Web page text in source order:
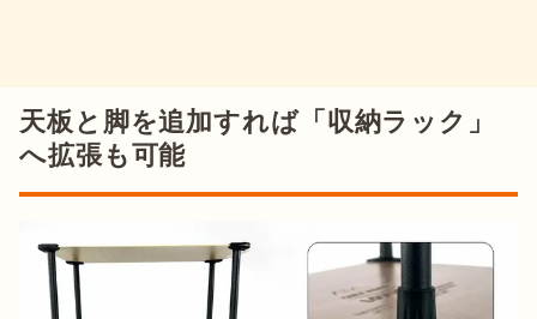
天板と脚を追加すれば「収納ラック」
へ拡張も可能